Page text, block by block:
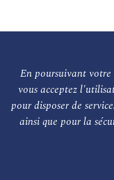
En poursuivant
vous acceptez
pour disposer de
ainsi que pour la
Le conseil